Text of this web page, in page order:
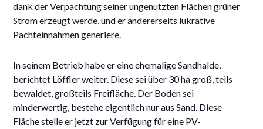
dank der Verpachtung seiner ungenutzten Flächen grüner
Strom erzeugt werde, und er andererseits lukrative
Pachteinnahmen generiere.
In seinem Betrieb habe er eine ehemalige Sandhalde,
berichtet Löffler weiter. Diese sei über 30 ha groß, teils
bewaldet, großteils Freifläche. Der Boden sei
minderwertig, bestehe eigentlich nur aus Sand. Diese
Fläche stelle er jetzt zur Verfügung für eine PV-